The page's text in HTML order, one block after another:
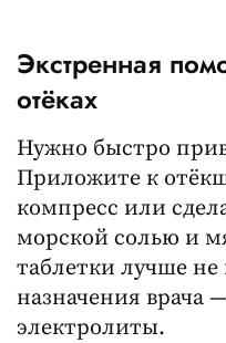
Экстренная
отёках
Нужно быстро
Приложите к
компресс или
морской солью и
таблетки лучше
назначения
электролиты.